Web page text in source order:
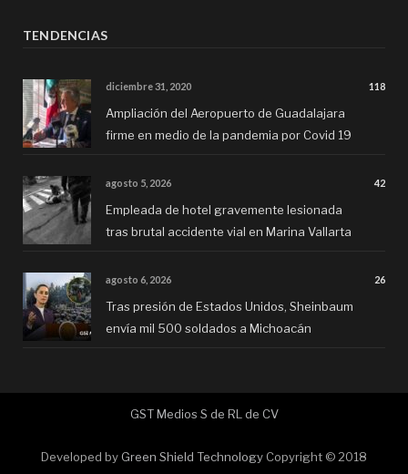
TENDENCIAS
diciembre 31, 2020 118
Ampliación del Aeropuerto de Guadalajara
firme en medio de la pandemia por Covid 19
agosto 5, 2026 42
Empleada de hotel gravemente lesionada
tras brutal accidente vial en Marina Vallarta
agosto 6, 2026 26
Tras presión de Estados Unidos, Sheinbaum
envía mil 500 soldados a Michoacán
GST Medios S de RL de CV
Developed by Green Shield Technology Copyright © 2018